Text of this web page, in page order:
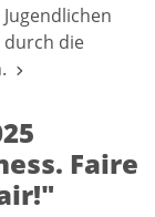
durch die
Faire